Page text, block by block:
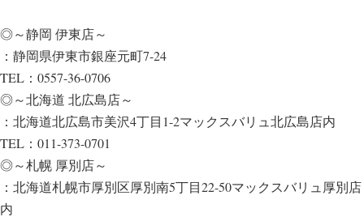
◎～静岡 伊東店～
：静岡県伊東市銀座元町7-24
TEL：0557-36-0706
◎～北海道 北広島店～
：北海道北広島市美沢4丁目1-2マックスバリュ北広島店内
TEL：011-373-0701
◎～札幌 厚別店～
：北海道札幌市厚別区厚別南5丁目22-50マックスバリュ厚別店
内